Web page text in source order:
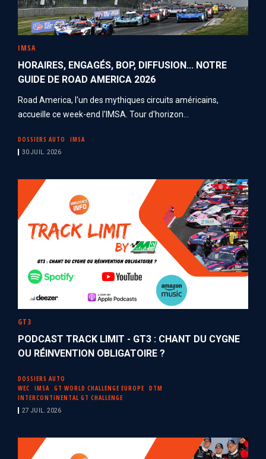
IMSA
HORAIRES, ENGAGÉS, BOP, DIFFUSION... NOTRE
GUIDE DE ROAD AMERICA 2026
Road America, l'un des mythiques circuits américains,
accueille ce week-end l'IMSA. Tour d'horizon...
DOSSIERS AUTO IMSA
30 JUIL. 2026
GT3
PODCAST TRACK LIMIT - GT3 : CHANT DU CYGNE
OU RÉINVENTION OBLIGATOIRE ?
DOSSIERS AUTO
WEC
IMSA GT WORLD CHALLENGE EUROPE
DTM
INTERCONTINENTAL GT CHALLENGE
27 JUIL. 2026